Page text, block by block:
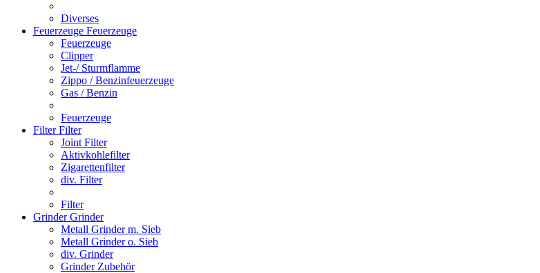
Diverses
Feuerzeuge Feuerzeuge
Feuerzeuge
Clipper
Jet-/ Sturmflamme
Zippo / Benzinfeuerzeuge
Gas / Benzin
Feuerzeuge
FilterFilter
Joint Filter
Aktivkohlefilter
Zigarettenfilter
div. Filter
Filter
GrinderGrinder
Metall Grinder m. Sieb
Metall Grinder o. Sieb
div. Grinder
Grinder Zubehör